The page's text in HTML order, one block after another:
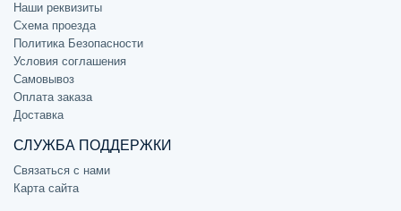
Наши реквизиты
Схема проезда
Политика Безопасности
Условия соглашения
Самовывоз
Оплата заказа
Доставка
СЛУЖБА ПОДДЕРЖКИ
Связаться с нами
Карта сайта